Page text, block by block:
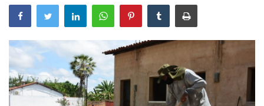
Mural de Licitações
Notícias
Vídeos